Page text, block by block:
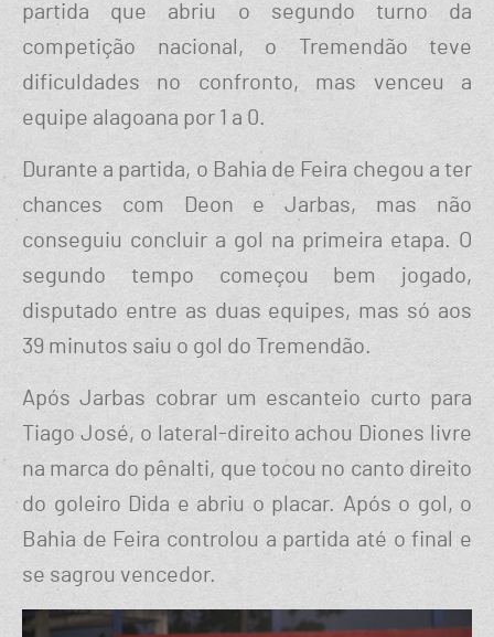
partida que abriu o segundo turno da
competição nacional, o Tremendão teve
dificuldades no confronto, mas venceu a
equipe alagoana por 1 a 0.
Durante a partida, o Bahia de Feira chegou a ter
chances com Deon e Jarbas, mas não
conseguiu concluir a gol na primeira etapa. O
segundo tempo começou bem jogado,
disputado entre as duas equipes, mas só aos
39 minutos saiu o gol do Tremendão.
Após Jarbas cobrar um escanteio curto para
Tiago José, o lateral-direito achou Diones livre
na marca do pênalti, que tocou no canto direito
do goleiro Dida e abriu o placar. Após o gol, o
Bahia de Feira controlou a partida até o final e
se sagrou vencedor.